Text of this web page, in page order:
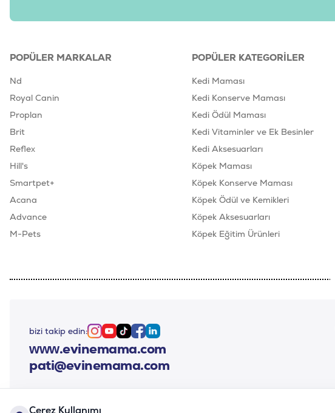
POPÜLER MARKALAR
Nd
Royal Canin
Proplan
Brit
Reflex
Hill's
Smartpet+
Acana
Advance
M-Pets
POPÜLER KATEGORILER
Kedi Maması
Kedi Konserve Maması
Kedi Ödül Maması
Kedi Vitaminler ve Ek Besinler
Kedi Aksesuarları
Köpek Maması
Köpek Konserve Maması
Köpek Ödül ve Kemikleri
Köpek Aksesuarları
Köpek Eğitim Ürünleri
bizi takip edin: Instagram
Youtube
TiktokFacebook
Linkedin
www.evinemama.com
pati@evinemama.com
Çerez Kullanımı